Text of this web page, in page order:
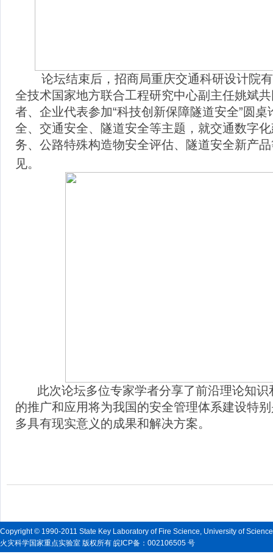
论坛结束后，招商局重庆交通科研设计院
全技术国家地方联合工程研究中心副主任姚斌
者、企业代表参加“科技创新保障隧道安全”圆
全、交通安全、隧道安全等主题，就交通数字
务、公路特殊构造物安全评估、隧道安全新产
见。
此次论坛多位专家学者分享了前沿理论知识
的推广和应用将为我国的安全管理体系建设特
多具有现实意义的成果和解决方案。
Copyright © 1990-2011 State Key Laboratory of Fire Science, University of
火灾科学国家重点实验室 版权所有 皖ICP备：002106505 号